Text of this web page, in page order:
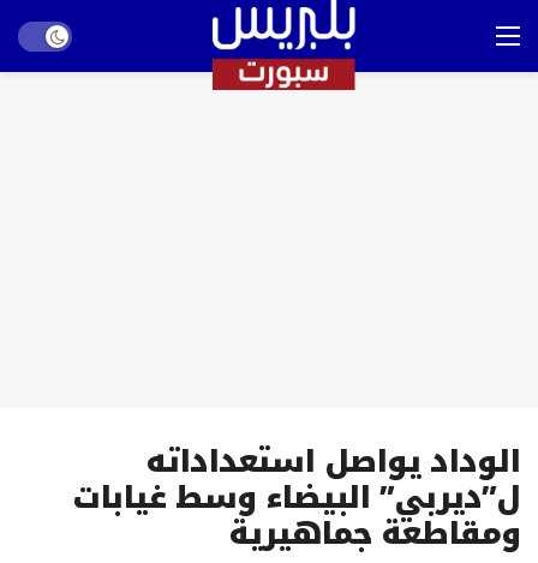
mode
الوداد يواصل استعداداته
ل”ديربي” البيضاء وسط غيابات
ومقاطعة جماهيرية